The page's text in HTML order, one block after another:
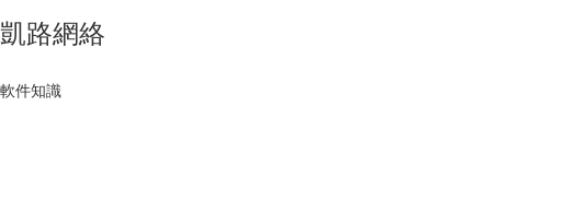
凱路網絡
軟件知識